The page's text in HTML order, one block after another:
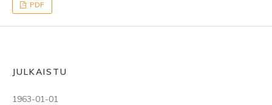
PDF
JULKAISTU
1963-01-01